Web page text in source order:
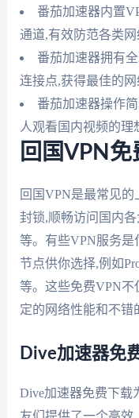
番茄加速器内置
通道,有效防范各类网
番茄加速器拥有
连接点,获得最佳的网
番茄加速器操作
人观看国内视频的理
回国VPN免
回国VPN是最常见
封锁,顺畅访问国内
等。有些VPN服务是
节点供你选择,例如
等。这些免费VPN不
定的网络性能和不错
Dive加速器免
Dive加速器免费下载